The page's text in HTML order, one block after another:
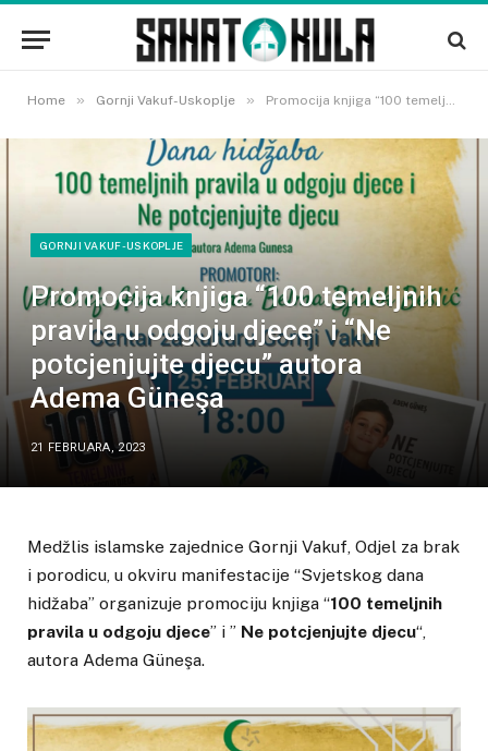
Home » Gornji Vakuf-Uskoplje » Promocija knjiga “100 temeljnih pravila u odgoju djece” i “Ne potcjenjujte djecu” autora Adema Güneşa
GORNJI VAKUF-USKOPLJE
Promocija knjiga “100 temeljnih
pravila u odgoju djece” i “Ne
potcjenjujte djecu” autora
Adema Güneşa
21 FEBRUARA, 2023
Medžlis islamske zajednice Gornji Vakuf, Odjel za brak
i porodicu, u okviru manifestacije “Svjetskog dana
hidžaba” organizuje promociju knjiga “100 temeljnih
pravila u odgoju djece” i ” Ne potcjenjujte djecu“,
autora Adema Güneşa.